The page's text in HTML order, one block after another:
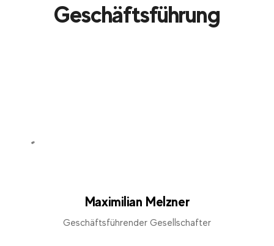
Geschäftsführung
Maximilian Melzner
Geschäftsführender Gesellschafter